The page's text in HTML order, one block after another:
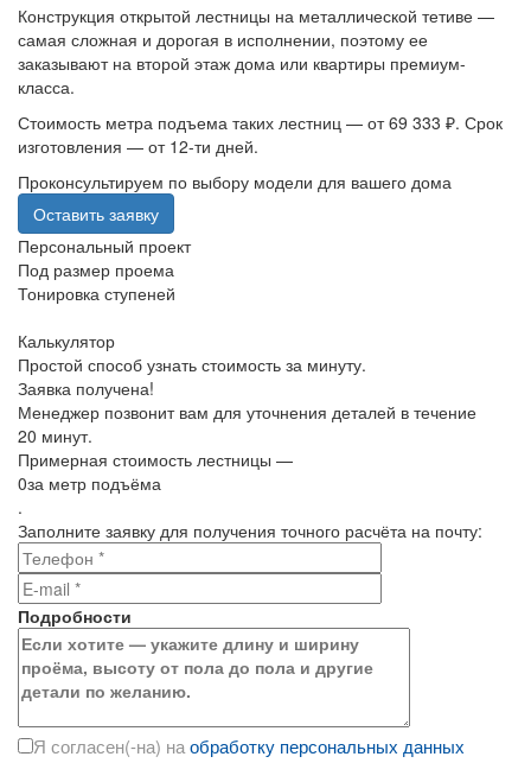
Конструкция открытой лестницы на металлической тетиве —
самая сложная и дорогая в исполнении, поэтому ее
заказывают на второй этаж дома или квартиры премиум-
класса.
Стоимость метра подъема таких лестниц — от 69 333 ₽. Срок
изготовления — от 12-ти дней.
Проконсультируем по выбору модели для вашего дома
Оставить заявку
Персональный проект
Под размер проема
Тонировка ступеней
Калькулятор
Простой способ узнать стоимость за минуту.
Заявка получена!
Менеджер позвонит вам для уточнения деталей в течение
20 минут.
Примерная стоимость лестницы —
0за метр подъёма
.
Заполните заявку для получения точного расчёта на почту:
Подробности
Я согласен(-на) наобработку персональных данных